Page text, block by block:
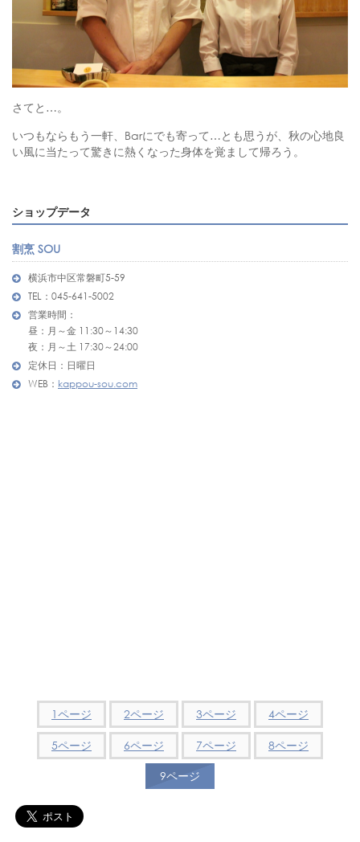
さてと…。
いつもならもう一軒、Barにでも寄って…とも思うが、秋の心地良
い風に当たって驚きに熱くなった身体を覚まして帰ろう。
ショップデータ
割烹 SOU
横浜市中区常磐町5-59
TEL：045-641-5002
営業時間：
昼：月～金 11:30～14:30
夜：月～土 17:30～24:00
定休日：日曜日
WEB： kappou-sou.com
1ページ 2ページ 3ページ 4ページ
5ページ 6ページ 7ページ
8ページ
9ページ